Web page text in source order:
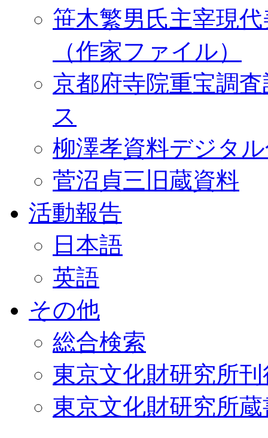
笹木繁男氏主宰現
（作家ファイル）
京都府寺院重宝調
ス
柳澤孝資料デジタ
菅沼貞三旧蔵資料
活動報告
日本語
英語
その他
総合検索
東京文化財研究所
東京文化財研究所